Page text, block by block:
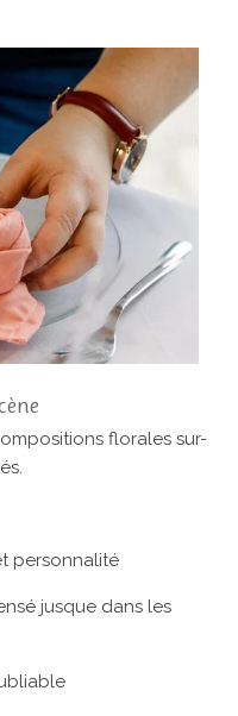
florales sur-
personnalité
jusque dans les